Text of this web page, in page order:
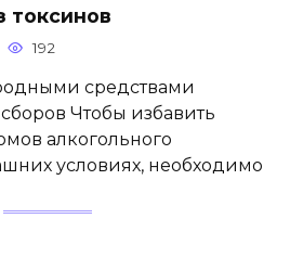
токсинов
192
средствами
Чтобы избавить
алкогольного
условиях, необходимо